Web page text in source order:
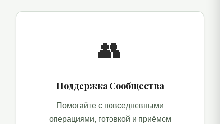
👥
Поддержка Сообщества
Помогайте с повседневными
операциями, готовкой и приёмом